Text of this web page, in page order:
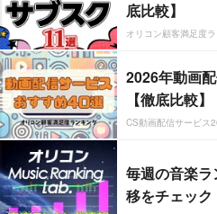
底比較】
オリコン顧客満足度
2026年動画
【徹底比較】
CS動画配信サービス
毎週の音楽
移をチェック